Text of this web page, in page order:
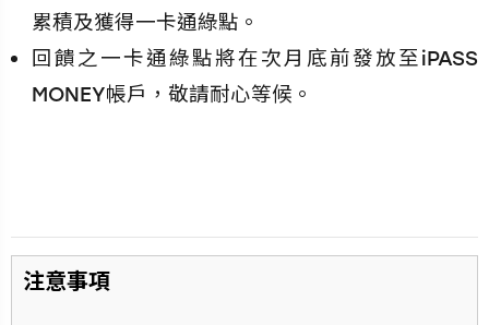
累積及獲得一卡通綠點。
回饋之一卡通綠點將在次月底前發放至iPASS
MONEY帳戶，敬請耐心等候。
⁠注意事項